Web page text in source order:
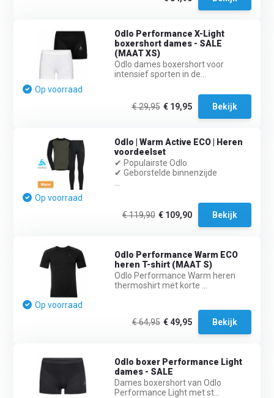
Odlo Performance X-Light
boxershort dames - SALE
(MAAT XS)
Odlo dames boxershort voor
intensief sporten in de...
Op voorraad
€ 29,95 € 19,95 Bekijk
Odlo | Warm Active ECO | Heren
voordeelset
✔ Populairste Odlo
✔ Geborstelde binnenzijde
Op voorraad
€ 119,90 € 109,90 Bekijk
Odlo Performance Warm ECO
heren T-shirt (MAAT S)
Odlo Performance Warm heren
thermoshirt met korte ...
Op voorraad
€ 64,95 € 49,95 Bekijk
Odlo boxer Performance Light
dames - SALE
Dames boxershort van Odlo
Performance Light met st...